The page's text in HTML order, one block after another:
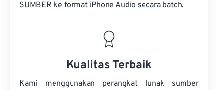
SUMBER ke format iPhone Audio secara batch.
Kualitas Terbaik
Kami menggunakan perangkat lunak sumber